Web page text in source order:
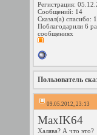
Регистрация:
Сообщений: 14
Сказал(а) спасибо:
Поблагодарили 6
сообщениях
Пользователь
09.05.2012, 23:13
MaxIK64
Халява? А что это?